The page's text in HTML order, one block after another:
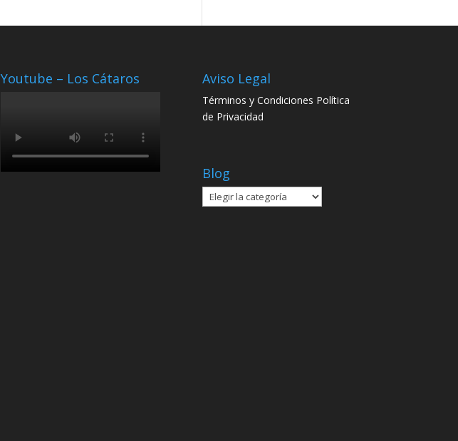
Youtube – Los Cátaros Aviso Legal
Términos y Condiciones Política
de Privacidad
Blog
Blog